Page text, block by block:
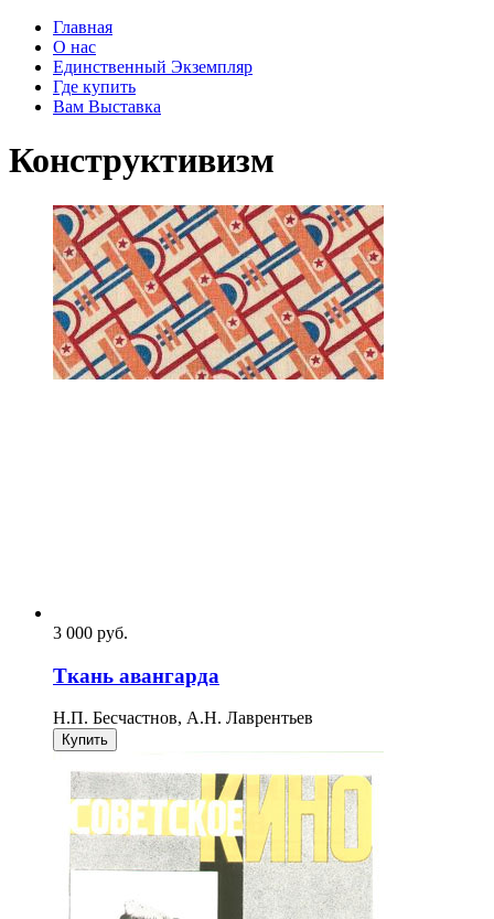
Главная
О нас
Единственный Экземпляр
Где купить
Вам Выставка
Конструктивизм
3 000 pуб.
Ткань авангарда
Н.П. Бесчастнов, А.Н. Лаврентьев
Купить